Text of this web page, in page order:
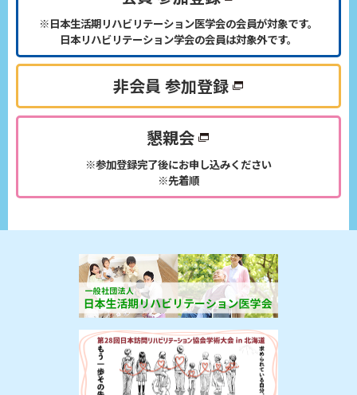
※日本生活期リハビリテーション医学会の会員が対象です。
日本リハビリテーション学会の会員は対象外です。
非会員 参加登録
懇親会
※参加登録完了後にお申し込みください
※先着順